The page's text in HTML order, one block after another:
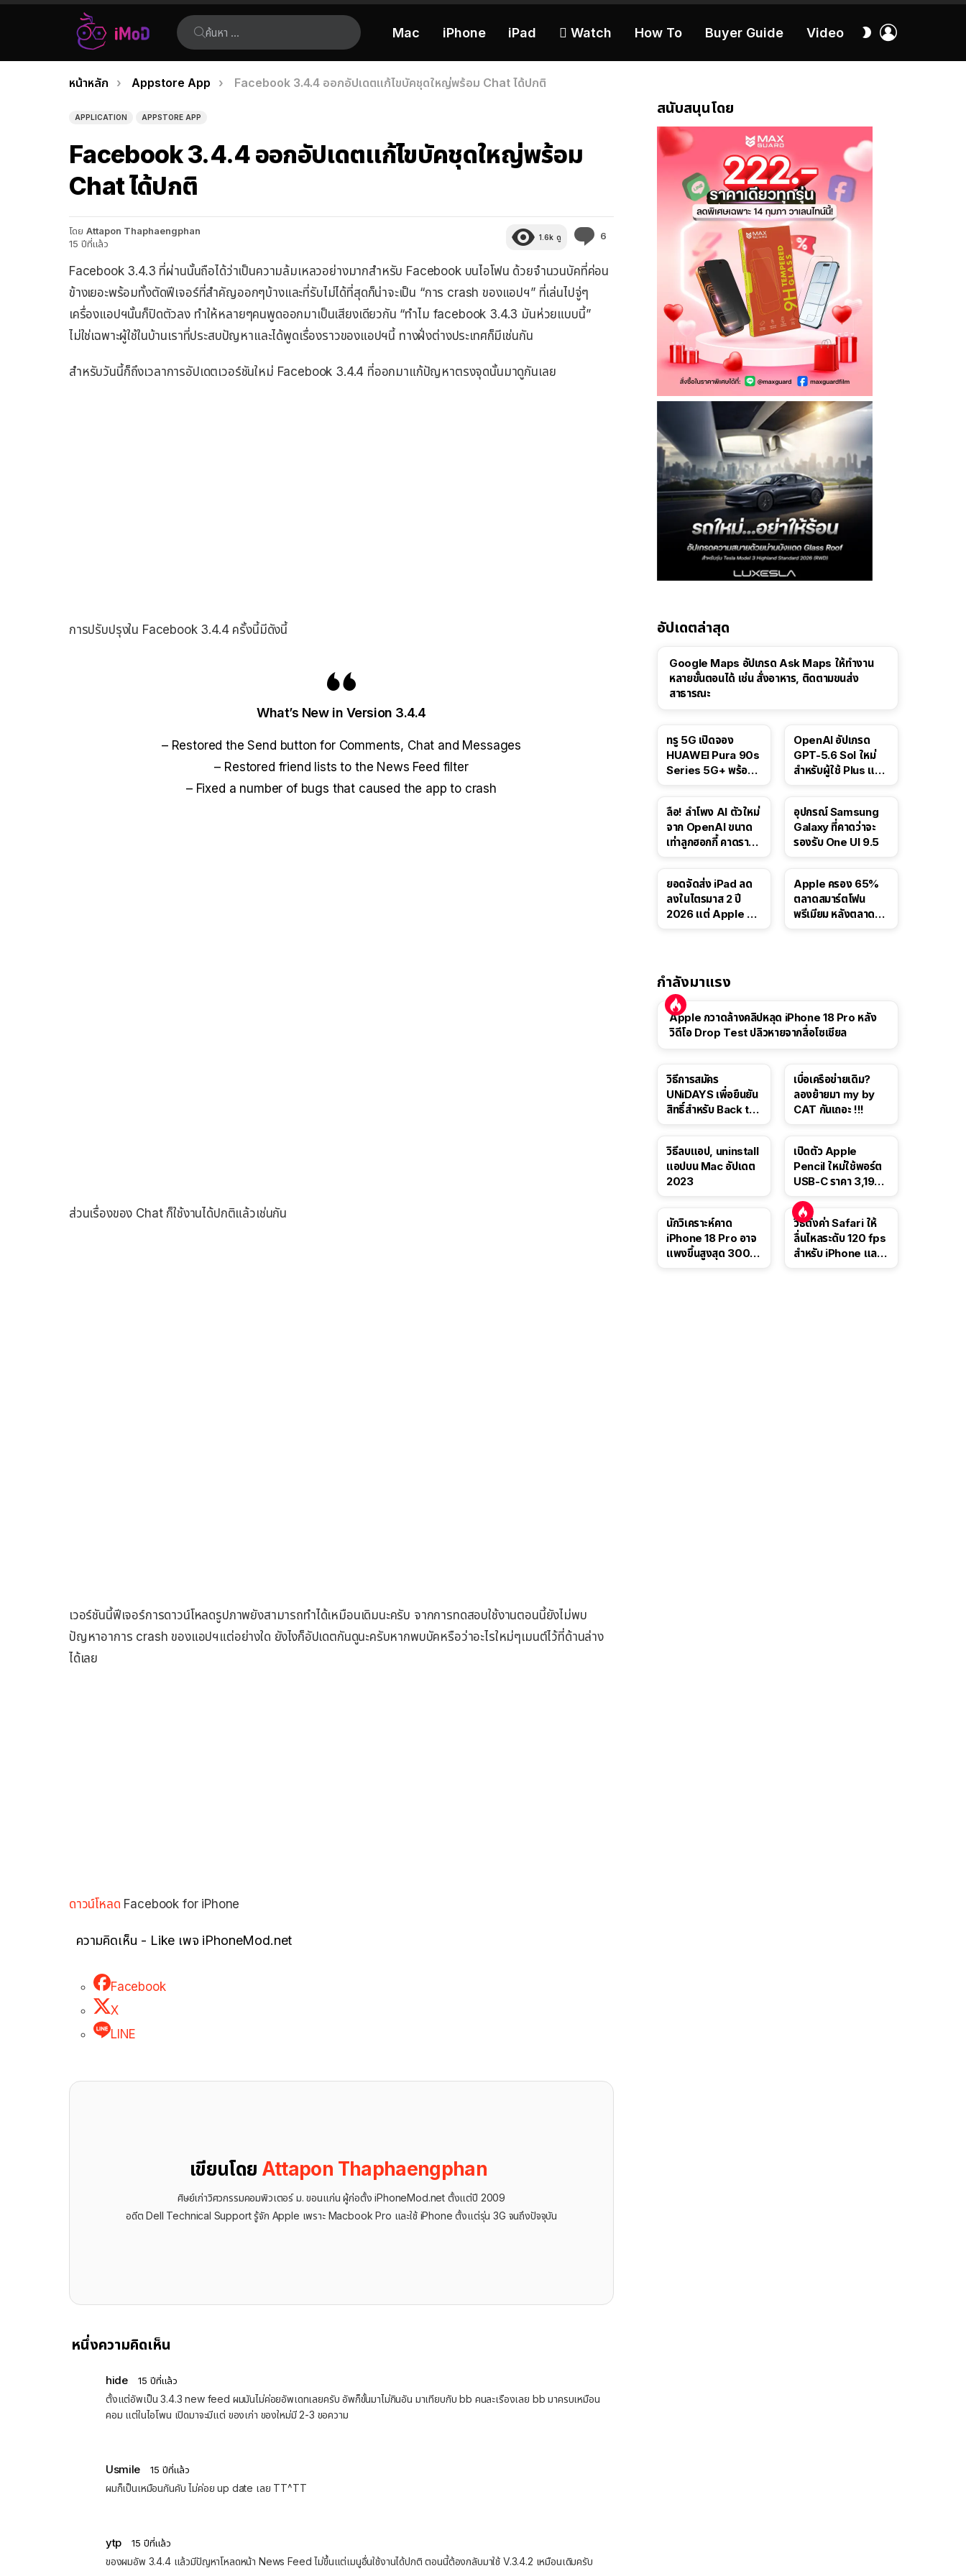
ค้นหา:
Mac iPhone iPad  Watch How To Buyer Guide Video
สลับ
เรื่อง
ล่าสุด
คุณอยู่ที่นี่:
หน้าหลัก Appstore App Facebook 3.4.4 ออกอัปเดตแก้ไขบัคชุดใหญ่พร้อม Chat ได้ปกติ
APPLICATION APPSTORE APP
Facebook 3.4.4 ออกอัปเดตแก้ไขบัคชุดใหญ่พร้อม
Chat ได้ปกติ
โดย Attapon Thaphaengphan
15 ปีที่แล้ว
1.6k ดู 6
Facebook 3.4.3 ที่ผ่านนั้นถือได้ว่าเป็นความล้มเหลวอย่างมากสำหรับ Facebook บนไอโฟน ด้วยจำนวนบัคที่ค่อน
ข้างเยอะพร้อมทั้งตัดฟีเจอร์ที่สำคัญออกๆบ้างและที่รับไม่ได้ที่สุดก็น่าจะเป็น “การ crash ของแอปฯ” ที่เล่นไปจู่ๆ
เครื่องแอปฯนั้นก็ปิดตัวลง ทำให้หลายๆคนพูดออกมาเป็นเสียงเดียวกัน “ทำไม facebook 3.4.3 มันห่วยแบบนี้”
ไม่ใช่เฉพาะผู้ใช้ในบ้านเราที่ประสบปัญหาและได้พูดเรื่องราวของแอปฯนี้ ทางฝั่งต่างประเทศก็มีเช่นกัน
สำหรับวันนี้ก็ถึงเวลาการอัปเดตเวอร์ชันใหม่ Facebook 3.4.4 ที่ออกมาแก้ปัญหาตรงจุดนั้นมาดูกันเลย
การปรับปรุงใน Facebook 3.4.4 ครั้งนี้มีดังนี้
What’s New in Version 3.4.4
– Restored the Send button for Comments, Chat and Messages
– Restored friend lists to the News Feed filter
– Fixed a number of bugs that caused the app to crash
ส่วนเรื่องของ Chat ก็ใช้งานได้ปกติแล้วเช่นกัน
เวอร์ชันนี้ฟีเจอร์การดาวน์โหลดรูปภาพยังสามารถทำได้เหมือนเดิมนะครับ จากการทดสอบใช้งานตอนนี้ยังไม่พบ
ปัญหาอาการ crash ของแอปฯแต่อย่างใด ยังไงก็อัปเดตกันดูนะครับหากพบบัคหรือว่าอะไรใหม่ๆเมนต์ไว้ที่ด้านล่าง
ได้เลย
ดาวน์โหลด Facebook for iPhone
ความคิดเห็น - Like เพจ iPhoneMod.net
Facebook
X
LINE
เขียนโดย Attapon Thaphaengphan
ศิษย์เก่าวิศวกรรมคอมพิวเตอร์ ม. ขอนแก่น ผู้ก่อตั้ง iPhoneMod.net ตั้งแต่ปี 2009
อดีต Dell Technical Support รู้จัก ​Apple เพราะ Macbook Pro และใช้ iPhone ตั้งแต่รุ่น 3G จนถึงปัจจุบัน
หนึ่งความคิดเห็น
hide 15 ปีที่แล้ว
ตั้งแต่อัพเป็น 3.4.3 new feed ผมมันไม่ค่อยอัพเดทเลยครับ อัพก็ขั้นมาไม่กินอัน มาเทียบกับ bb คนละเรืองเลย bb มาครบเหมือน
คอม แต่ในไอโพน เปิดมาจะมีแต่ ของเก่า ของใหม่มี 2-3 ขอความ
Usmile 15 ปีที่แล้ว
ผมก็เป็นเหมือนกันคับ ไม่ค่อย up date เลย TT^TT
ytp 15 ปีที่แล้ว
ของผมอัพ 3.4.4 แล้วมีปัญหาโหลดหน้า News Feed ไม่ขึ้นแต่เมนูอื่นใช้งานได้ปกติ ตอนนี้ต้องกลับมาใช้ V.3.4.2 เหมือนเดิมครับ
สนับสนุนโดย
อัปเดตล่าสุด
Google Maps อัปเกรด Ask Maps ให้ทำงาน
หลายขั้นตอนได้ เช่น สั่งอาหาร, ติดตามขนส่ง
สาธารณะ
ทรู 5G เปิดจอง
HUAWEI Pura 90s
Series 5G+ พร้อม
OpenAI อัปเกรด
GPT-5.6 Sol ใหม่
สำหรับผู้ใช้ Plus และ
ลือ! ลำโพง AI ตัวใหม่
จาก OpenAI ขนาด
เท่าลูกฮอกกี้ คาดราคา
อุปกรณ์ Samsung
Galaxy ที่คาดว่าจะ
รองรับ One UI 9.5
ยอดจัดส่ง iPad ลด
ลงในไตรมาส 2 ปี
2026 แต่ Apple ยัง
Apple ครอง 65%
ตลาดสมาร์ตโฟน
พรีเมียม หลังตลาดทำ
กำลังมาแรง
Apple กวาดล้างคลิปหลุด iPhone 18 Pro หลัง
วิดีโอ Drop Test ปลิวหายจากสื่อโซเชียล
วิธีการสมัคร
UNiDAYS เพื่อยืนยัน
สิทธิ์สำหรับ Back to
เบื่อเครือข่ายเดิม?
ลองย้ายมา my by
CAT กันเถอะ !!!
วิธีลบแอป, uninstall
แอปบน Mac อัปเดต
2023
เปิดตัว Apple
Pencil ใหม่ใช้พอร์ต
USB-C ราคา 3,190
นี้
นักวิเคราะห์คาด
iPhone 18 Pro อาจ
แพงขึ้นสูงสุด 300
วิธีตั้งค่า Safari ให้
ลื่นไหลระดับ 120 fps
สำหรับ iPhone และ